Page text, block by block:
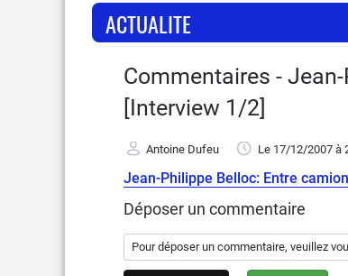
ACTUALITE
Commentaires -
[Interview 1/2]
Antoine Dufeu Le 17/12/2007 à
Jean-Philippe Belloc: Entre
Déposer un commentaire
Pour déposer un commentaire, veuillez